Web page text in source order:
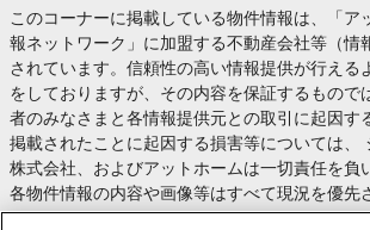
このコーナーに掲載している物件情報は、「ア
報ネットワーク」に加盟する不動産会社等（情
されています。信頼性の高い情報提供が行える
をしておりますが、その内容を保証するもので
者のみなさまと各情報提供元との取引に起因す
掲載されたことに起因する損害等については、
株式会社、およびアットホームは一切責任を負
各物件情報の内容や画像等はすべて現況を優先
す。